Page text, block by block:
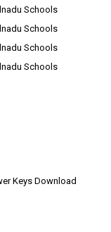
Schools
Schools
Schools
Schools
Keys Download